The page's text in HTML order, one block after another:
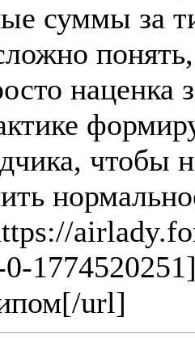
суммы за
наценка
чтобы
url]